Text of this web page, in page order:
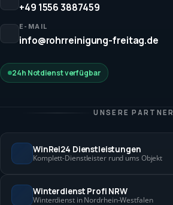
+49 1556 3887459
E-MAIL
info@rohrreinigung-freitag.de
24h Notdienst verfügbar
UNSERE PARTNER
WinRei24 Dienstleistungen
Komplett-Dienstleister rund ums Objekt
Winterdienst Profi NRW
Winterdienst in Nordrhein-Westfalen